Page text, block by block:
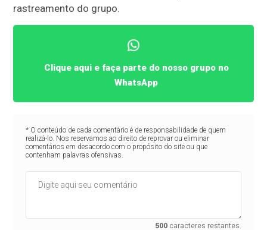
rastreamento do grupo.
Clique aqui e faça parte do nosso grupo no
WhatsApp
* O conteúdo de cada comentário é de responsabilidade de quem
realizá-lo. Nos reservamos ao direito de reprovar ou eliminar
comentários em desacordo com o propósito do site ou que
contenham palavras ofensivas.
500 caracteres restantes.